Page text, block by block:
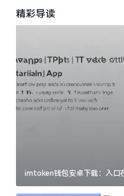
精彩导读
imtoken钱包安卓下载：入口